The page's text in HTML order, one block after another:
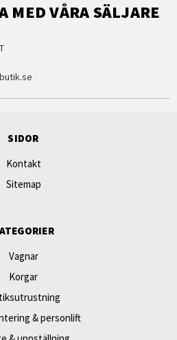
MED VÅRA SÄLJARE
SIDOR
Kontakt
Sitemap
Vagnar
Korgar
& personlift